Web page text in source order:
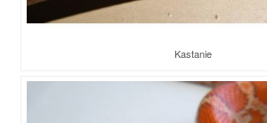
Kastanie